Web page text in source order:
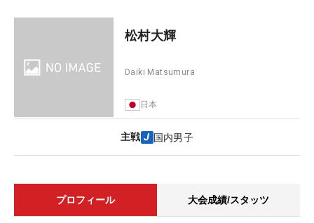
松村大輝
Daiki Matsumura
日本
主戦 国内男子
プロフィール 大会成績/スタッツ